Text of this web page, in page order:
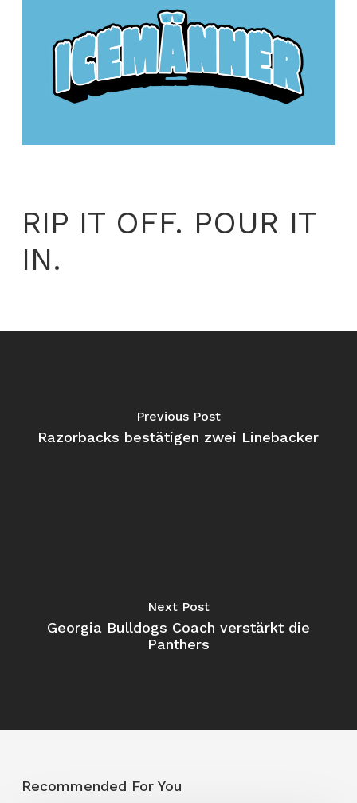
RIP IT OFF. POUR IT
IN.
Previous Post
Razorbacks bestätigen zwei Linebacker
Next Post
Georgia Bulldogs Coach verstärkt die
Panthers
Recommended For You